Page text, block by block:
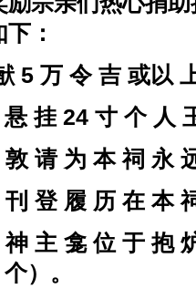
：
5 万 令 吉 或以
挂 24 寸 个 人
敦 请 为 本 祠 永
刊 登 履 历 在 本
神 主 龛 位 于 抱
个）。